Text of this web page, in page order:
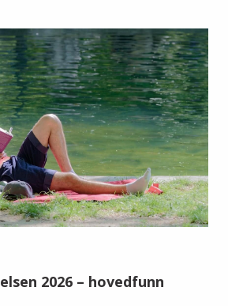
2026 – hovedfunn